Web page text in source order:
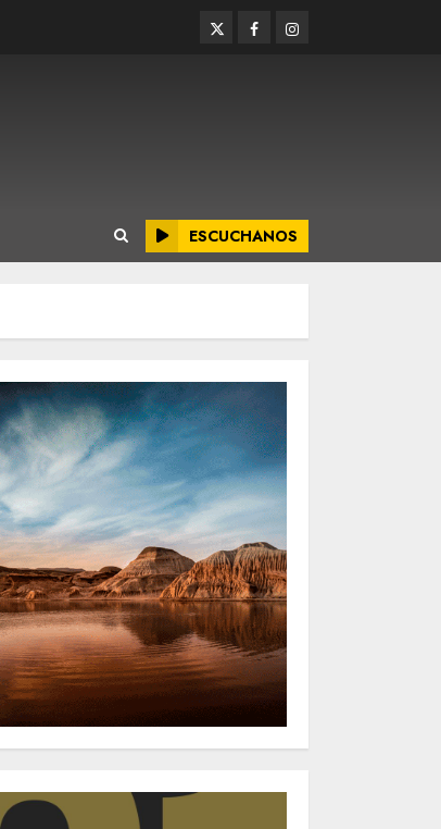
TwitterFacebookInstagram
ESCUCHANOS